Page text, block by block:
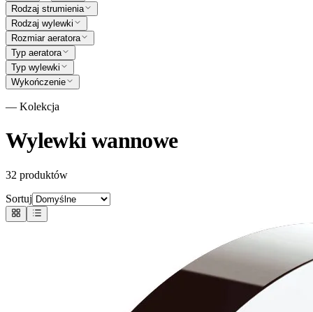
Rodzaj strumienia
Rodzaj wylewki
Rozmiar aeratora
Typ aeratora
Typ wylewki
Wykończenie
— Kolekcja
Wylewki wannowe
32 produktów
Sortuj